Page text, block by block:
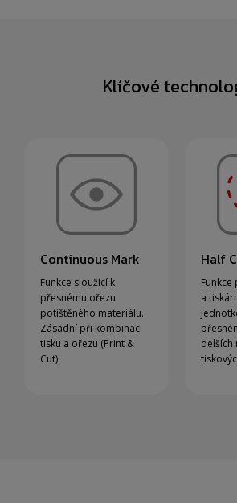
Klíčové
Continuous Mark
Funkce sloužící k
přesnému ořezu
potištěného materiálu.
Zásadní při kombinaci
tisku a ořezu (Print &
Cut).
Half
a
delších